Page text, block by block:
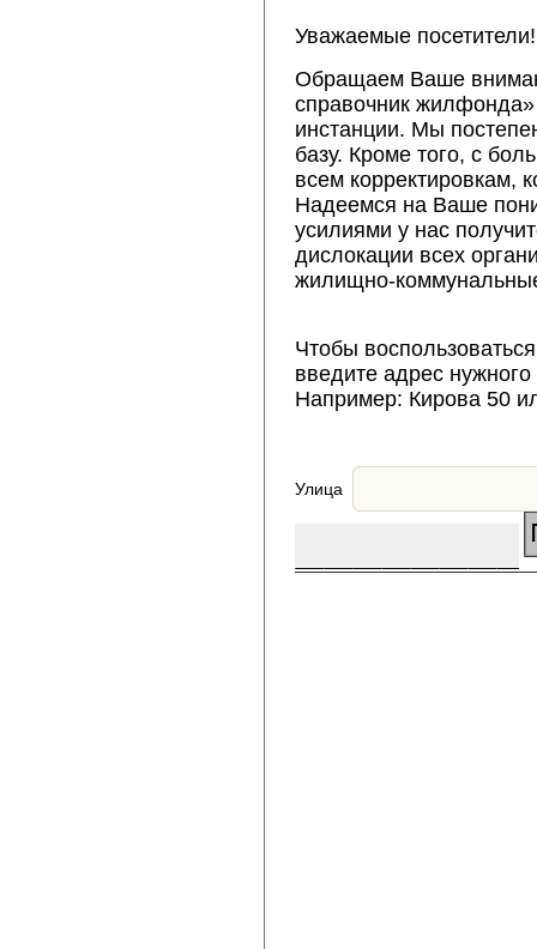
Уважаемые посетители!
Обращаем Ваше
справочник
инстанции. Мы
базу. Кроме того, с
всем корректировкам,
Надеемся на Ваше
усилиями у нас
дислокации всех
жилищно-
Чтобы
введите адрес
Например: Кирова 50
Улица